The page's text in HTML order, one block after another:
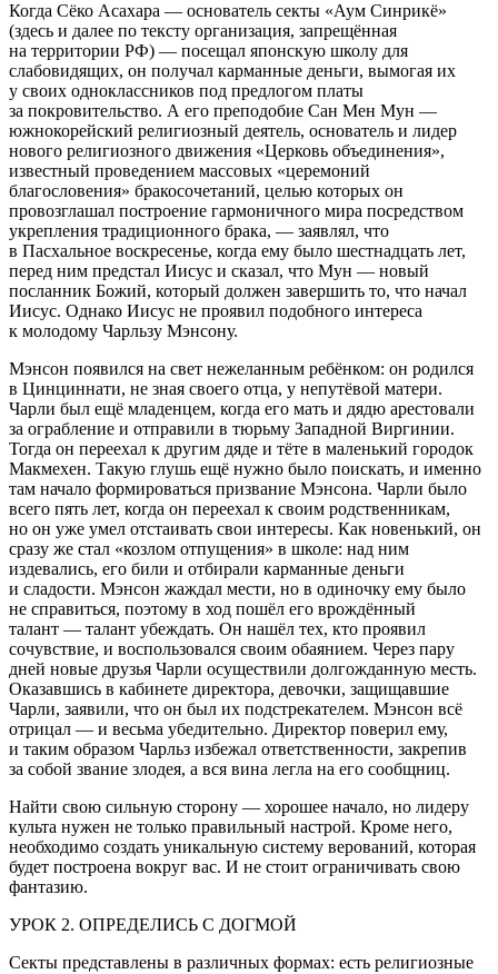
Когда Сёко Асахара — основатель секты «Аум Синрикё»
(здесь и далее по тексту организация, запрещённая
на территории РФ) — посещал японскую школу для
слабовидящих, он получал карманные деньги, вымогая их
у своих одноклассников под предлогом платы
за покровительство. А его преподобие Сан Мен Мун —
южнокорейский религиозный деятель, основатель и лидер
нового религиозного движения «Церковь объединения»,
известный проведением массовых «церемоний
благословения» бракосочетаний, целью которых он
провозглашал построение гармоничного мира посредством
укрепления традиционного брака, — заявлял, что
в Пасхальное воскресенье, когда ему было шестнадцать лет,
перед ним предстал Иисус и сказал, что Мун — новый
посланник Божий, который должен завершить то, что начал
Иисус. Однако Иисус не проявил подобного интереса
к молодому Чарльзу Мэнсону.
Мэнсон появился на свет нежеланным ребёнком: он родился
в Цинциннати, не зная своего отца, у непутёвой матери.
Чарли был ещё младенцем, когда его мать и дядю арестовали
за ограбление и отправили в тюрьму Западной Виргинии.
Тогда он переехал к другим дяде и тёте в маленький городок
Макмехен. Такую глушь ещё нужно было поискать, и именно
там начало формироваться призвание Мэнсона. Чарли было
всего пять лет, когда он переехал к своим родственникам,
но он уже умел отстаивать свои интересы. Как новенький, он
сразу же стал «козлом отпущения» в школе: над ним
издевались, его били и отбирали карманные деньги
и сладости. Мэнсон жаждал мести, но в одиночку ему было
не справиться, поэтому в ход пошёл его врождённый
талант — талант убеждать. Он нашёл тех, кто проявил
сочувствие, и воспользовался своим обаянием. Через пару
дней новые друзья Чарли осуществили долгожданную месть.
Оказавшись в кабинете директора, девочки, защищавшие
Чарли, заявили, что он был их подстрекателем. Мэнсон всё
отрицал — и весьма убедительно. Директор поверил ему,
и таким образом Чарльз избежал ответственности, закрепив
за собой звание злодея, а вся вина легла на его сообщниц.
Найти свою сильную сторону — хорошее начало, но лидеру
культа нужен не только правильный настрой. Кроме него,
необходимо создать уникальную систему верований, которая
будет построена вокруг вас. И не стоит ограничивать свою
фантазию.
УРОК 2. ОПРЕДЕЛИСЬ С ДОГМОЙ
Секты представлены в различных формах: есть религиозные